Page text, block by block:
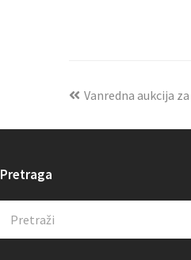
Vanredna aukcija
Pretraga